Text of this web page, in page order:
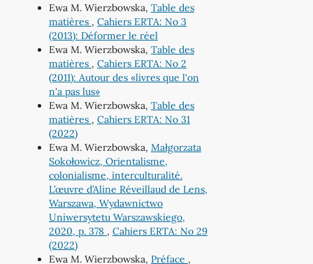
Ewa M. Wierzbowska, Table des
matières , Cahiers ERTA: No 3
(2013): Déformer le réel
Ewa M. Wierzbowska, Table des
matières , Cahiers ERTA: No 2
(2011): Autour des «livres que l'on
n'a pas lus»
Ewa M. Wierzbowska, Table des
matières , Cahiers ERTA: No 31
(2022)
Ewa M. Wierzbowska, Małgorzata
Sokołowicz, Orientalisme,
colonialisme, interculturalité.
L’œuvre d’Aline Réveillaud de Lens,
Warszawa, Wydawnictwo
Uniwersytetu Warszawskiego,
2020, p. 378 , Cahiers ERTA: No 29
(2022)
Ewa M. Wierzbowska, Préface ,